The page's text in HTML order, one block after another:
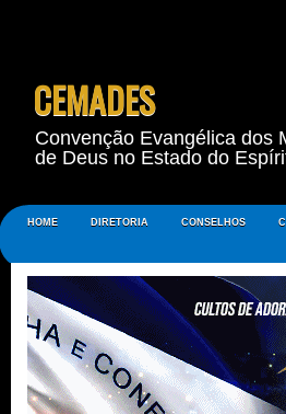
CEMADES
Convenção Evangélica dos
de Deus no Estado do
HOME DIRETORIA CONSELHOS